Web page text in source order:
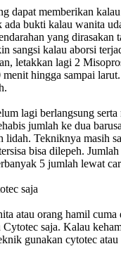
dapat memberikan
ada bukti kalau wanita
yang dirasakan
sangsi kalau aborsi
letakkan lagi 2
hingga sampai
lagi berlangsung
jumlah ke dua
Tekniknya masih
bisa dilepeh.
5 jumlah lewat
saja
atau orang hamil cuma
Cytotec saja. Kalau
gunakan cytotec atau